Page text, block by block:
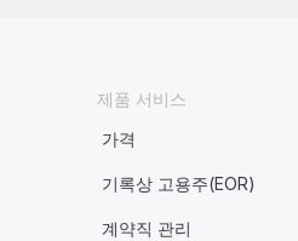
제품 서비스
가격
기록상 고용주(EOR)
계약직 관리